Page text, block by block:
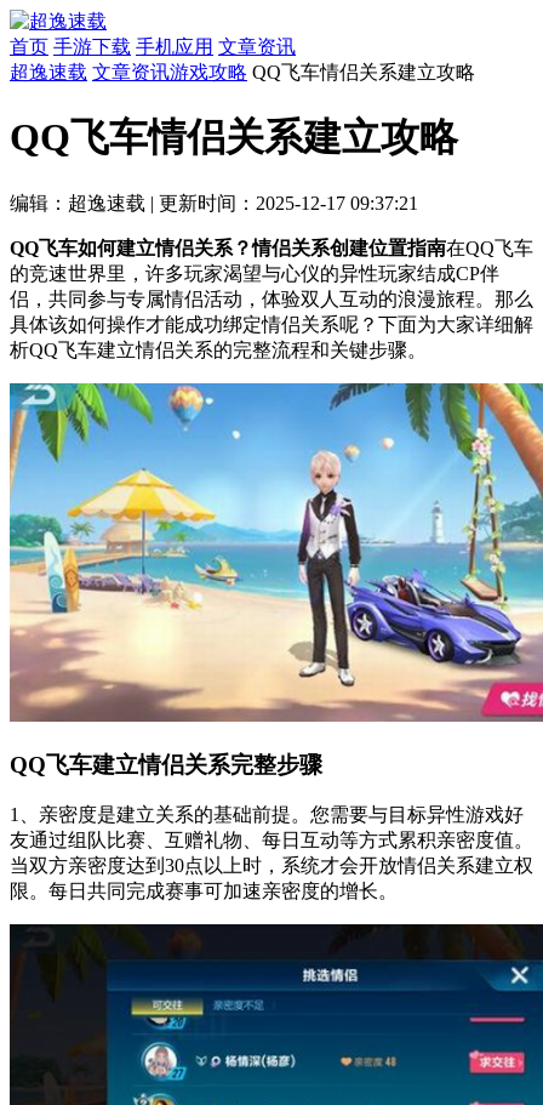
首页 手游下载 手机应用 文章资讯
超逸速载 文章资讯游戏攻略 QQ飞车情侣关系建立攻略
QQ飞车情侣关系建立攻略
编辑：超逸速载 | 更新时间：2025-12-17 09:37:21
QQ飞车如何建立情侣关系？情侣关系创建位置指南在QQ飞车
的竞速世界里，许多玩家渴望与心仪的异性玩家结成CP伴
侣，共同参与专属情侣活动，体验双人互动的浪漫旅程。那么
具体该如何操作才能成功绑定情侣关系呢？下面为大家详细解
析QQ飞车建立情侣关系的完整流程和关键步骤。
QQ飞车建立情侣关系完整步骤
1、亲密度是建立关系的基础前提。您需要与目标异性游戏好
友通过组队比赛、互赠礼物、每日互动等方式累积亲密度值。
当双方亲密度达到30点以上时，系统才会开放情侣关系建立权
限。每日共同完成赛事可加速亲密度的增长。